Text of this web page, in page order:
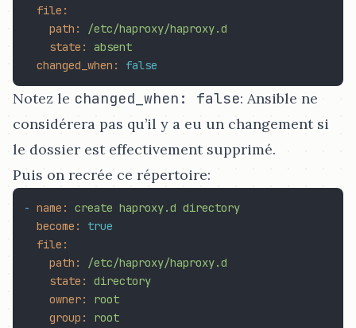
file:
path:
/etc/haproxy/haproxy.d
state:
absent
changed_when:
false
Notez le changed_when: false: Ansible ne
considérera pas qu’il y a eu un changement si
le dossier est effectivement supprimé.
Puis on recrée ce répertoire:
- name: create haproxy.d directory
become:
true
file:
path:
/etc/haproxy/haproxy.d
state:
directory
owner:
root
group:
root